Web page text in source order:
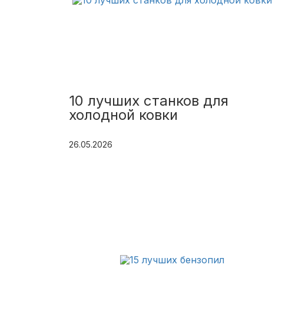
10 лучших станков для
холодной ковки
26.05.2026